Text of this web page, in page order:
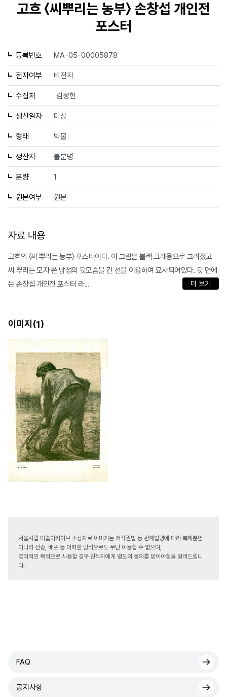
고흐 〈씨뿌리는 농부〉 손창섭 개인전
포스터
등록번호 MA-05-00005878
전자여부 비전자
수집처 김정헌
생산일자 미상
형태 박물
생산자 불분명
분량 1
원본여부 원본
자료 내용
고흐의 〈씨 뿌리는 농부〉 포스터이다. 이 그림은 블랙 크레용으로 그려졌고
씨 뿌리는 모자 쓴 남성의 뒷모습을 긴 선을 이용하여 묘사되어있다. 뒷 면에
는 손장섭 개인전 포스터 라...
더 보기
이미지(1)
서울시립 미술아카이브 소장자료 이미지는 저작권법 등 관계법령에 따라 복제뿐만
아니라 전송, 배포 등 어떠한 방식으로도 무단 이용할 수 없으며,
영리적인 목적으로 사용할 경우 원작자에게 별도의 동의를 받아야함을 알려드립니
다.
FAQ
공지사항